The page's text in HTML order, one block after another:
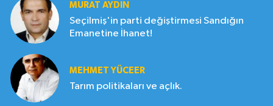
MURAT AYDIN
Seçilmiş'in parti değiştirmesi Sandığın
Emanetine İhanet!
MEHMET YÜCEER
Tarım politikaları ve açlık.